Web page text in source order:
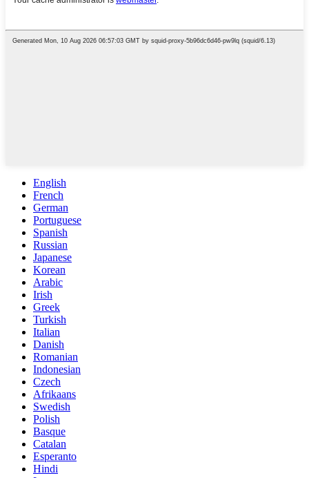
English
French
German
Portuguese
Spanish
Russian
Japanese
Korean
Arabic
Irish
Greek
Turkish
Italian
Danish
Romanian
Indonesian
Czech
Afrikaans
Swedish
Polish
Basque
Catalan
Esperanto
Hindi